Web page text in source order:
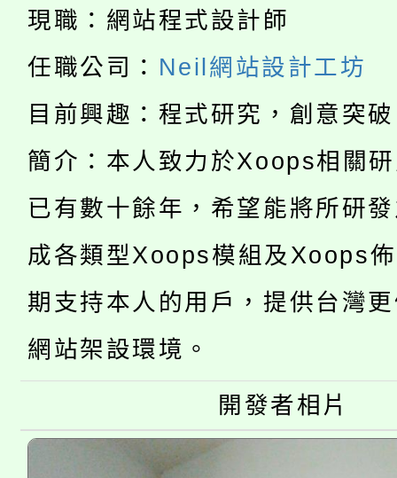
會
115年食農教育專業人
程
「本色祭」8/29、30在
場熱烈登場!
8/21下午1時於龍潭區
徵才活動。
YOUNG桃局內行報名
局官網。
8月14至27日，桃園電
開!
田徑場及游泳池舉行。
桃園市低收入戶享有免
半價優惠，詳情可洽有
者。
大園自造教育及科技中
份教師增能研習
大溪自造教育及科技中
份教師研習
淨零綠生活教案入校路
會
115年食農教育專業人
現職：網站程式設計師
任職公司： Neil網站設計工坊
目前興趣：程式研究，創意突
簡介：本人致力於Xoops相關
已有數十餘年，希望能將所研
成各類型Xoops模組及Xoops
期支持本人的用戶，提供台灣
網站架設環境。
開發者相片